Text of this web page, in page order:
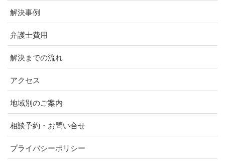
解決事例
弁護士費用
解決までの流れ
アクセス
地域別のご案内
相談予約・お問い合せ
プライバシーポリシー